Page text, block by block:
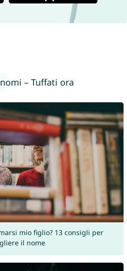
– Tuffati ora
mio figlio? 13 consigli per
il nome